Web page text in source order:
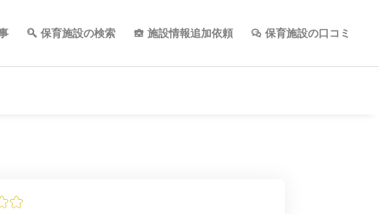
保育施設の検索 施設情報追加依頼 保育施設の口コミ